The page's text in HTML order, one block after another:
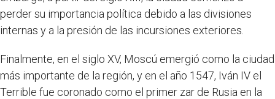
perder su importancia política debido a las divisiones
internas y a la presión de las incursiones exteriores.
Finalmente, en el siglo XV, Moscú emergió como la ciudad
más importante de la región, y en el año 1547, Iván IV el
Terrible fue coronado como el primer zar de Rusia en la